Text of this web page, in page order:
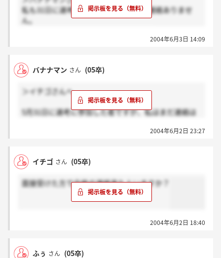
私も31日に選考を受けましたが、まだ連絡ありませ
ん。
2004年6月3日 14:09
バナナマン さん (05卒)
＞イチゴさんへ
5月31日に選考に参加した者ですが、私はまだ連絡は
合否関係無く、1週間以内にメールか文書で連絡との
と思います。
私は、筆記がまったくできませんでしたから、自信が
2004年6月2日 23:27
イチゴ さん (05卒)
面接受けた方で合格の連絡来た人いますか？
2004年6月2日 18:40
ふぅ さん (05卒)